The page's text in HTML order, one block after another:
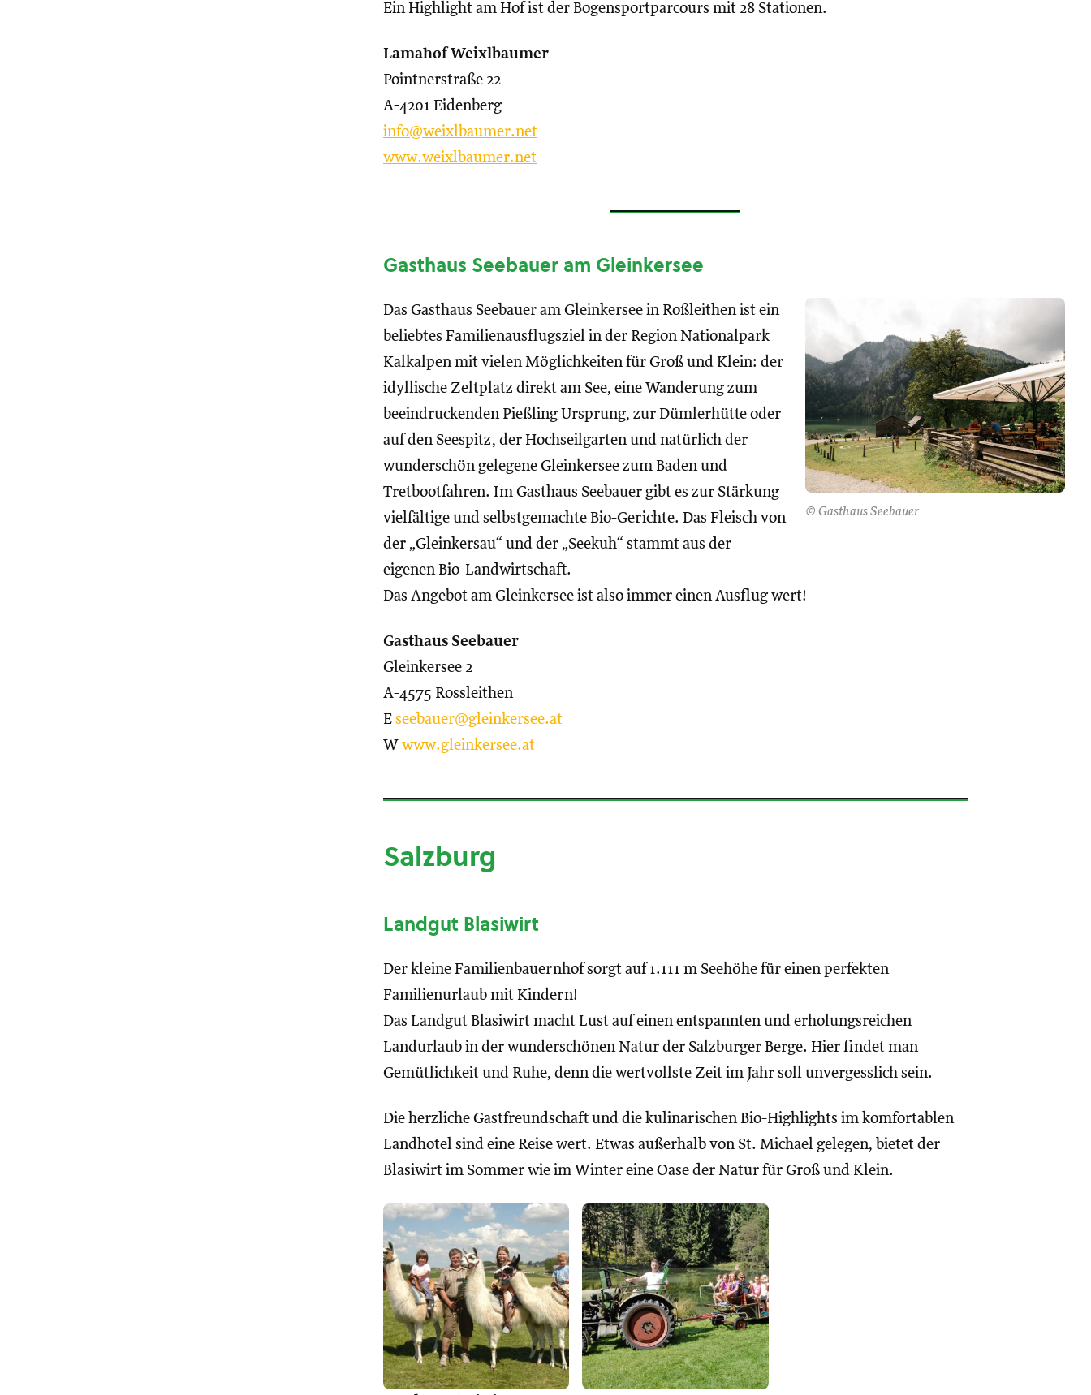
Ein Highlight am Hof ist der Bogensportparcours mit 28 Stationen.
Lamahof Weixlbaumer
Pointnerstraße 22
A-4201 Eidenberg
info@weixlbaumer.net
www.weixlbaumer.net
Gasthaus Seebauer am Gleinkersee
© Gasthaus Seebauer
Das Gasthaus Seebauer am Gleinkersee in Roßleithen ist ein
beliebtes Familienausflugsziel in der Region Nationalpark
Kalkalpen mit vielen Möglichkeiten für Groß und Klein: der
idyllische Zeltplatz direkt am See, eine Wanderung zum
beeindruckenden Pießling Ursprung, zur Dümlerhütte oder
auf den Seespitz, der Hochseilgarten und natürlich der
wunderschön gelegene Gleinkersee zum Baden und
Tretbootfahren. Im Gasthaus Seebauer gibt es zur Stärkung
vielfältige und selbstgemachte Bio-Gerichte. Das Fleisch von
der „Gleinkersau“ und der „Seekuh“ stammt aus der
eigenen Bio-Landwirtschaft.
Das Angebot am Gleinkersee ist also immer einen Ausflug wert!
Gasthaus Seebauer
Gleinkersee 2
A-4575 Rossleithen
E seebauer@gleinkersee.at
W www.gleinkersee.at
Salzburg
Landgut Blasiwirt
Der kleine Familienbauernhof sorgt auf 1.111 m Seehöhe für einen perfekten
Familienurlaub mit Kindern!
Das Landgut Blasiwirt macht Lust auf einen entspannten und erholungsreichen
Landurlaub in der wunderschönen Natur der Salzburger Berge. Hier findet man
Gemütlichkeit und Ruhe, denn die wertvollste Zeit im Jahr soll unvergesslich sein.
Die herzliche Gastfreundschaft und die kulinarischen Bio-Highlights im komfortablen
Landhotel sind eine Reise wert. Etwas außerhalb von St. Michael gelegen, bietet der
Blasiwirt im Sommer wie im Winter eine Oase der Natur für Groß und Klein.